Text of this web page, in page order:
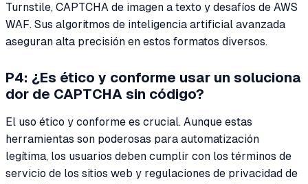
Turnstile, CAPTCHA de imagen a texto y desafíos de AWS
WAF. Sus algoritmos de inteligencia artificial avanzada
aseguran alta precisión en estos formatos diversos.
P4: ¿Es ético y conforme usar un soluciona
dor de CAPTCHA sin código?
El uso ético y conforme es crucial. Aunque estas
herramientas son poderosas para automatización
legítima, los usuarios deben cumplir con los términos de
servicio de los sitios web y regulaciones de privacidad de